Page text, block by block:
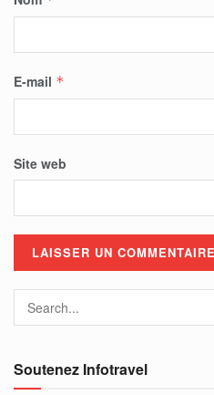
E-mail *
Site web
Soutenez Infotravel